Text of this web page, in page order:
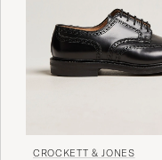
CROCKETT & JONES